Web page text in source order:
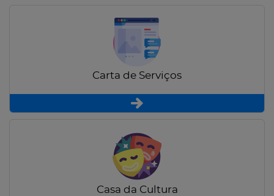
Carta de Serviços
Casa da Cultura